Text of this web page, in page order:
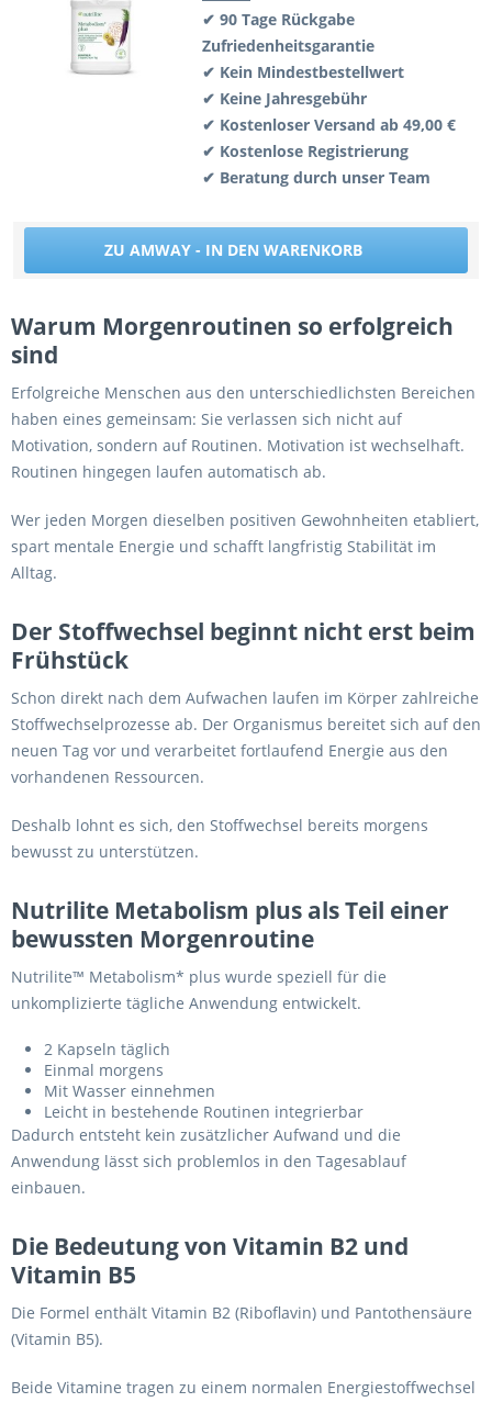
✔ 90 Tage Rückgabe
Zufriedenheitsgarantie
✔ Kein Mindestbestellwert
✔ Keine Jahresgebühr
✔ Kostenloser Versand ab 49,00 €
✔ Kostenlose Registrierung
✔ Beratung durch unser Team
ZU AMWAY - IN DEN WARENKORB
Warum Morgenroutinen so erfolgreich
sind
Erfolgreiche Menschen aus den unterschiedlichsten Bereichen
haben eines gemeinsam: Sie verlassen sich nicht auf
Motivation, sondern auf Routinen. Motivation ist wechselhaft.
Routinen hingegen laufen automatisch ab.
Wer jeden Morgen dieselben positiven Gewohnheiten etabliert,
spart mentale Energie und schafft langfristig Stabilität im
Alltag.
Der Stoffwechsel beginnt nicht erst beim
Frühstück
Schon direkt nach dem Aufwachen laufen im Körper zahlreiche
Stoffwechselprozesse ab. Der Organismus bereitet sich auf den
neuen Tag vor und verarbeitet fortlaufend Energie aus den
vorhandenen Ressourcen.
Deshalb lohnt es sich, den Stoffwechsel bereits morgens
bewusst zu unterstützen.
Nutrilite Metabolism plus als Teil einer
bewussten Morgenroutine
Nutrilite™ Metabolism* plus wurde speziell für die
unkomplizierte tägliche Anwendung entwickelt.
2 Kapseln täglich
Einmal morgens
Mit Wasser einnehmen
Leicht in bestehende Routinen integrierbar
Dadurch entsteht kein zusätzlicher Aufwand und die
Anwendung lässt sich problemlos in den Tagesablauf
einbauen.
Die Bedeutung von Vitamin B2 und
Vitamin B5
Die Formel enthält Vitamin B2 (Riboflavin) und Pantothensäure
(Vitamin B5).
Beide Vitamine tragen zu einem normalen Energiestoffwechsel